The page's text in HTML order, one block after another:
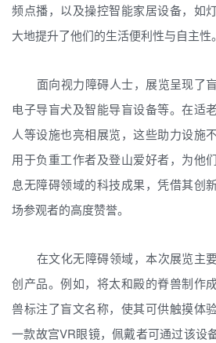
频点播，以及操控智能家居设备，如
大地提升了他们的生活便利性与自主性。
面向视力障碍人士，展览呈现了
电子导盲犬及智能导盲设备等。在适
人等设施也亮相展览，这些助力设施
用于负重工作者及登山爱好者，为他
息无障碍领域的科技成果，凭借其创
场参观者的高度赞誉。
在文化无障碍领域，本次展览主
创产品。例如，将太和殿的脊兽制作
兽标注了盲文名称，使其可供触摸体
一款故宫VR眼镜，佩戴者可通过该设